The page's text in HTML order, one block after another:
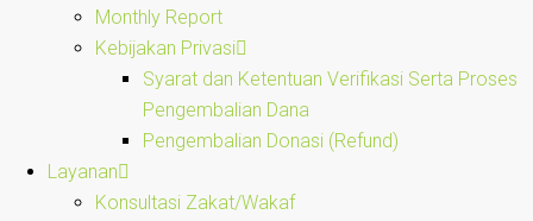
Monthly Report
Kebijakan Privasi
Syarat dan Ketentuan Verifikasi Serta Proses
Pengembalian Dana
Pengembalian Donasi (Refund)
Layanan
Konsultasi Zakat/Wakaf